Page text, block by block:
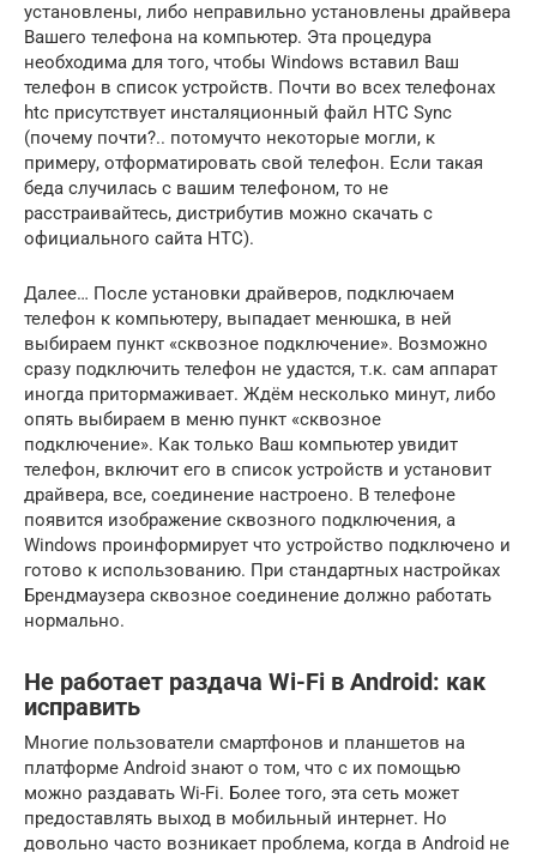
установлены, либо неправильно установлены драйвера
Вашего телефона на компьютер. Эта процедура
необходима для того, чтобы Windows вставил Ваш
телефон в список устройств. Почти во всех телефонах
htc присутствует инсталяционный файл HTC Sync
(почему почти?.. потомучто некоторые могли, к
примеру, отформатировать свой телефон. Если такая
беда случилась с вашим телефоном, то не
расстраивайтесь, дистрибутив можно скачать с
официального сайта HTC).
Далее… После установки драйверов, подключаем
телефон к компьютеру, выпадает менюшка, в ней
выбираем пункт «сквозное подключение». Возможно
сразу подключить телефон не удастся, т.к. сам аппарат
иногда притормаживает. Ждём несколько минут, либо
опять выбираем в меню пункт «сквозное
подключение». Как только Ваш компьютер увидит
телефон, включит его в список устройств и установит
драйвера, все, соединение настроено. В телефоне
появится изображение сквозного подключения, а
Windows проинформирует что устройство подключено и
готово к использованию. При стандартных настройках
Брендмаузера сквозное соединение должно работать
нормально.
Не работает раздача Wi-Fi в Android: как
исправить
Многие пользователи смартфонов и планшетов на
платформе Android знают о том, что с их помощью
можно раздавать Wi-Fi. Более того, эта сеть может
предоставлять выход в мобильный интернет. Но
довольно часто возникает проблема, когда в Android не